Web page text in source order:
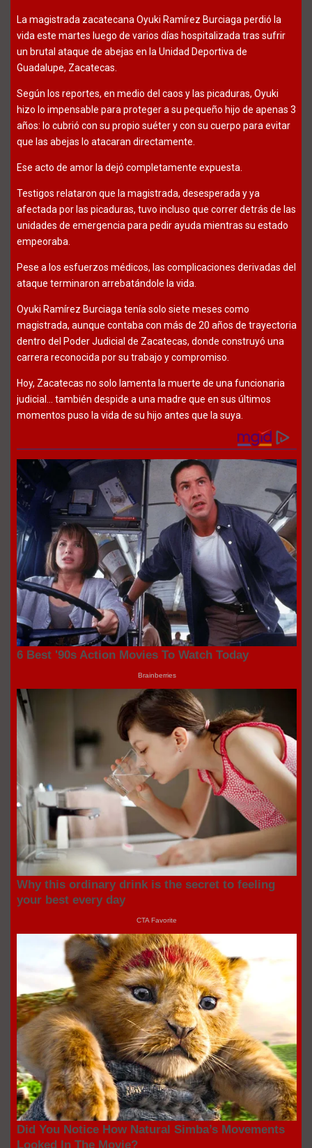
La magistrada zacatecana Oyuki Ramírez Burciaga perdió la
vida este martes luego de varios días hospitalizada tras sufrir
un brutal ataque de abejas en la Unidad Deportiva de
Guadalupe, Zacatecas.
Según los reportes, en medio del caos y las picaduras, Oyuki
hizo lo impensable para proteger a su pequeño hijo de apenas 3
años: lo cubrió con su propio suéter y con su cuerpo para evitar
que las abejas lo atacaran directamente.
Ese acto de amor la dejó completamente expuesta.
Testigos relataron que la magistrada, desesperada y ya
afectada por las picaduras, tuvo incluso que correr detrás de las
unidades de emergencia para pedir ayuda mientras su estado
empeoraba.
Pese a los esfuerzos médicos, las complicaciones derivadas del
ataque terminaron arrebatándole la vida.
Oyuki Ramírez Burciaga tenía solo siete meses como
magistrada, aunque contaba con más de 20 años de trayectoria
dentro del Poder Judicial de Zacatecas, donde construyó una
carrera reconocida por su trabajo y compromiso.
Hoy, Zacatecas no solo lamenta la muerte de una funcionaria
judicial… también despide a una madre que en sus últimos
momentos puso la vida de su hijo antes que la suya.